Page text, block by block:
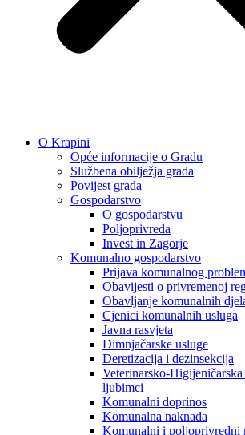
O Krapini
Opće informacije o Gradu
Službena obilježja grada
Povijest grada
Gospodarstvo
O gospodarstvu
Poljoprivreda
Invest in Zagorje
Komunalno gospodarstvo
Prijava komunalnog
Obavijesti o privremenoj
Obavljanje komunalnih
Cjenici komunalnih usluga
Javna rasvjeta
Dimnjačarske usluge
Deretizacija i dezinsekcija
Veterinarsko-
ljubimci
Komunalni doprinos
Komunalna naknada
Komunalni i poljoprivredni